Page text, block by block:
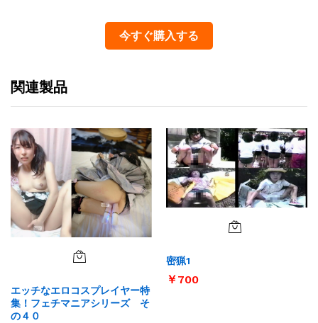
今すぐ購入する
関連製品
エッチなエロコスプレイヤー特
集！フェチマニアシリーズ そ
の４０
密猟1
￥700